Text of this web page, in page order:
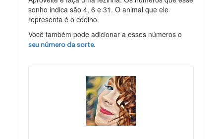
sonho indica são 4, 6 e 31. O animal que ele
representa é o coelho.
Você também pode adicionar a esses números o
seu número da sorte.